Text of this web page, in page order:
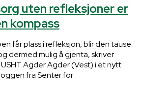
uten refleksjoner er
kompass
får plass i refleksjon, blir den tause
dermed mulig å gjenta, skriver
Agder Agder (Vest) i et nytt
fra Senter for